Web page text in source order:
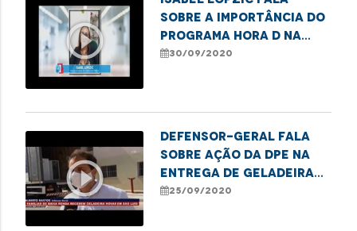
play_circle_outline
sobre a importância do
programa Hora D na
luta contra a
30/09/2020
play_circle_outline
Defensor-geral fala
sobre ação da DPE na
entrega de geladeiras
novas a famílias de
25/09/2020